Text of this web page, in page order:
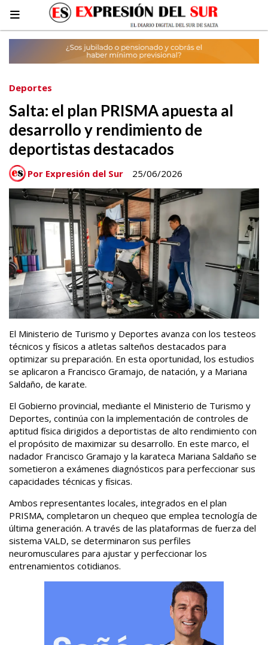
Salta: el plan PRISMA apuesta al
desarrollo y rendimiento de
deportistas destacados
Deportes
25/06/2026
Por Expresión del Sur
El Ministerio de Turismo y Deportes avanza con los testeos
técnicos y físicos a atletas salteños destacados para
optimizar su preparación. En esta oportunidad, los estudios
se aplicaron a Francisco Gramajo, de natación, y a Mariana
Saldaño, de karate.
El Gobierno provincial, mediante el Ministerio de Turismo y
Deportes, continúa con la implementación de controles de
aptitud física dirigidos a deportistas de alto rendimiento con
el propósito de maximizar su desarrollo. En este marco, el
nadador Francisco Gramajo y la karateca Mariana Saldaño se
sometieron a exámenes diagnósticos para perfeccionar sus
capacidades técnicas y físicas.
Ambos representantes locales, integrados en el plan
PRISMA, completaron un chequeo que emplea tecnología de
última generación. A través de las plataformas de fuerza del
sistema VALD, se determinaron sus perfiles
neuromusculares para ajustar y perfeccionar los
entrenamientos cotidianos.